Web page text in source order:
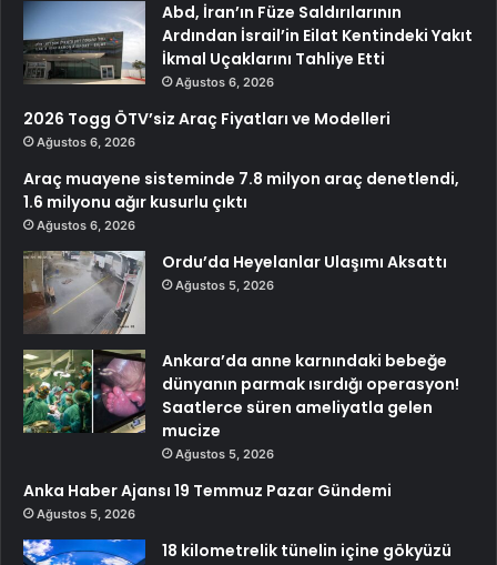
Abd, İran’ın Füze Saldırılarının
Ardından İsrail’in Eilat Kentindeki Yakıt
İkmal Uçaklarını Tahliye Etti
Ağustos 6, 2026
2026 Togg ÖTV’siz Araç Fiyatları ve Modelleri
Ağustos 6, 2026
Araç muayene sisteminde 7.8 milyon araç denetlendi,
1.6 milyonu ağır kusurlu çıktı
Ağustos 6, 2026
Ordu’da Heyelanlar Ulaşımı Aksattı
Ağustos 5, 2026
Ankara’da anne karnındaki bebeğe
dünyanın parmak ısırdığı operasyon!
Saatlerce süren ameliyatla gelen
mucize
Ağustos 5, 2026
Anka Haber Ajansı 19 Temmuz Pazar Gündemi
Ağustos 5, 2026
18 kilometrelik tünelin içine gökyüzü